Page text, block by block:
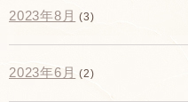
2023年8月 (3)
2023年6月 (2)